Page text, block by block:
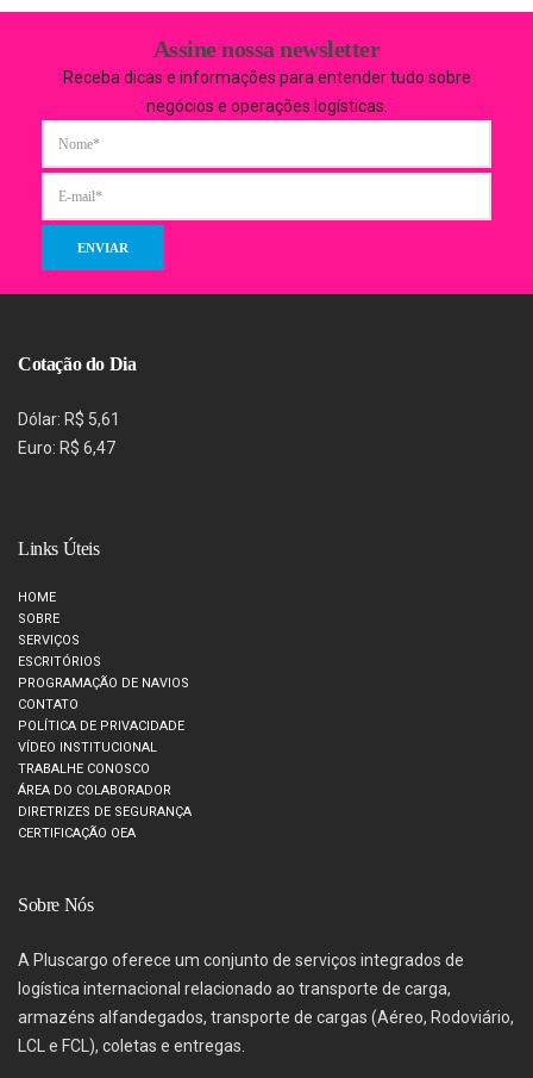
Assine nossa newsletter
Receba dicas e informações para entender tudo sobre
negócios e operações logísticas.
Cotação do Dia
Dólar: R$ 5,61
Euro: R$ 6,47
Links Úteis
HOME
SOBRE
SERVIÇOS
ESCRITÓRIOS
PROGRAMAÇÃO DE NAVIOS
CONTATO
POLÍTICA DE PRIVACIDADE
VÍDEO INSTITUCIONAL
TRABALHE CONOSCO
ÁREA DO COLABORADOR
DIRETRIZES DE SEGURANÇA
CERTIFICAÇÃO OEA
Sobre Nós
A Pluscargo oferece um conjunto de serviços integrados de
logística internacional relacionado ao transporte de carga,
armazéns alfandegados, transporte de cargas (Aéreo, Rodoviário,
LCL e FCL), coletas e entregas.